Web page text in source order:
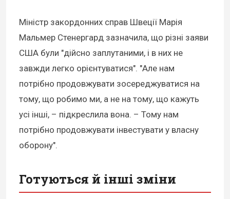
Міністр закордонних справ Швеції Марія
Мальмер Стенергард зазначила, що різні заяви
США були "дійсно заплутаними, і в них не
завжди легко орієнтуватися". "Але нам
потрібно продовжувати зосереджуватися на
тому, що робимо ми, а не на тому, що кажуть
усі інші, – підкреслила вона. – Тому нам
потрібно продовжувати інвестувати у власну
оборону".
Готуються й інші зміни